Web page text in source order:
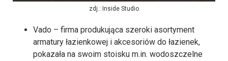
zdj.: Inside Studio
Vado – firma produkująca szeroki asortyment
armatury łazienkowej i akcesoriów do łazienek,
pokazała na swoim stoisku m.in. wodoszczelne